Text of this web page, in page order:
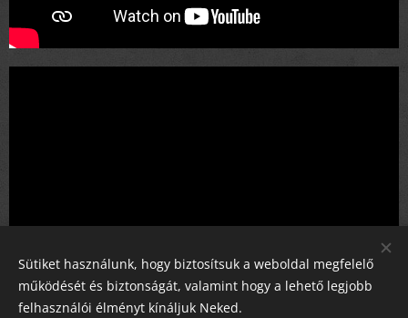
Sütiket használunk, hogy biztosítsuk a weboldal megfelelő
működését és biztonságát, valamint hogy a lehető legjobb
felhasználói élményt kínáljuk Neked.